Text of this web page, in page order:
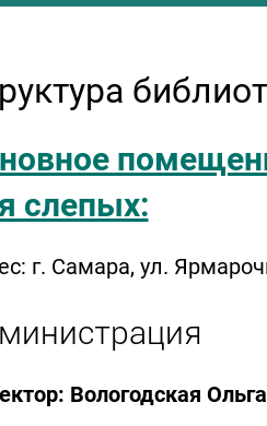
слепых:
г. Самара, ул.
Вологодская